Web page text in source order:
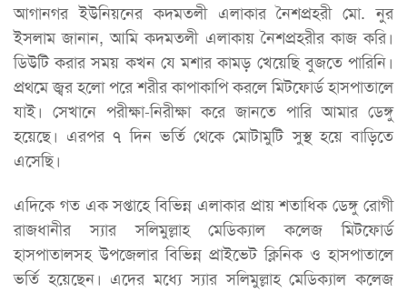
আগানগর ইউনিয়নের কদমতলী এলাকার নৈশপ্রহরী মো. নুর
ইসলাম জানান, আমি কদমতলী এলাকায় নৈশপ্রহরীর কাজ করি।
ডিউটি করার সময় কখন যে মশার কামড় খেয়েছি বুজতে পারিনি।
প্রথমে জ্বর হলো পরে শরীর কাপাকাপি করলে মিটফোর্ড হাসপাতালে
যাই। সেখানে পরীক্ষা-নিরীক্ষা করে জানতে পারি আমার ডেঙ্গু
হয়েছে। এরপর ৭ দিন ভর্তি থেকে মোটামুটি সুস্থ হয়ে বাড়িতে
এসেছি।
এদিকে গত এক সপ্তাহে বিভিন্ন এলাকার প্রায় শতাধিক ডেঙ্গু রোগী
রাজধানীর স্যার সলিমুল্লাহ মেডিক্যাল কলেজ মিটফোর্ড
হাসপাতালসহ উপজেলার বিভিন্ন প্রাইভেট ক্লিনিক ও হাসপাতালে
ভর্তি হয়েছেন। এদের মধ্যে স্যার সলিমুল্লাহ মেডিক্যাল কলেজ